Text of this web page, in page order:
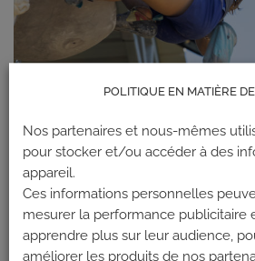
POLITIQUE EN MATIÈRE
Nos partenaires et nous-mêmes
pour stocker et/ou accéder à des
appareil.
Ces informations personnelles
mesurer la performance publicitaire
apprendre plus sur leur audience,
améliorer les produits de nos